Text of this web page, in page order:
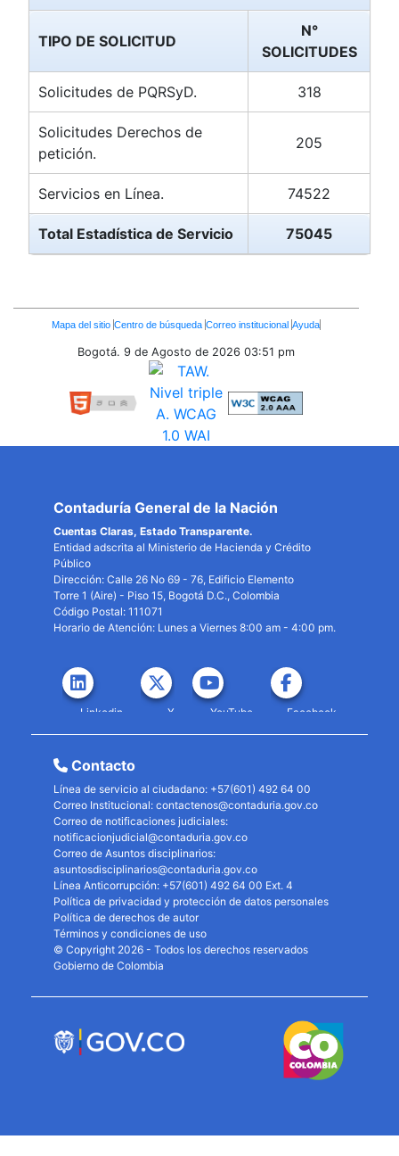
TIPO DE SOLICITUD
N°
SOLICITUDES
Solicitudes de PQRSyD. 318
Solicitudes Derechos de
petición.
205
Servicios en Línea. 74522
Total Estadística de Servicio 75045
Enlaces
Inferiores
Mapa del sitio Centro de búsqueda Correo institucional Ayuda
Bogotá. 9 de Agosto de 2026 03:51 pm
Contaduría General de la Nación
Cuentas Claras, Estado Transparente.
Entidad adscrita al Ministerio de Hacienda y Crédito
Público
Dirección: Calle 26 No 69 - 76, Edificio Elemento
Torre 1 (Aire) - Piso 15, Bogotá D.C., Colombia
Código Postal: 111071
Horario de Atención: Lunes a Viernes 8:00 am - 4:00 pm.
Linkedin X YouTube Facebook
Contacto
Línea de servicio al ciudadano: +57(601) 492 64 00
Correo Institucional: contactenos@contaduria.gov.co
Correo de notificaciones judiciales:
notificacionjudicial@contaduria.gov.co
Correo de Asuntos disciplinarios:
asuntosdisciplinarios@contaduria.gov.co
Línea Anticorrupción: +57(601) 492 64 00 Ext. 4
Política de privacidad y protección de datos personales
Política de derechos de autor
Términos y condiciones de uso
© Copyright 2026 - Todos los derechos reservados
Gobierno de Colombia